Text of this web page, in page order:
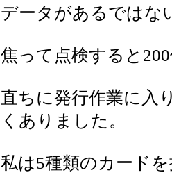
データがあるではな
焦って点検すると
直ちに発行作業に入
くありました。
私は5種類のカード